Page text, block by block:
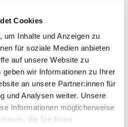
Cookies
um Inhalte und Anzeigen zu
für soziale Medien anbieten
auf unsere Website zu
wir Informationen zu Ihrer
an unsere Partner:innen für
und Analysen weiter. Unsere
Informationen möglicherweise
die Sie ihnen
muss
in